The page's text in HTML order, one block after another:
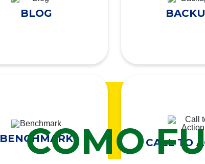
BLOG
BENCHMARK CALL TO
COMO